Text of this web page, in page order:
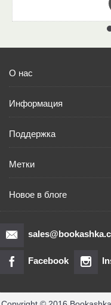
О нас
Информация
Поддержка
Метки
Новое в блоге
Facebook